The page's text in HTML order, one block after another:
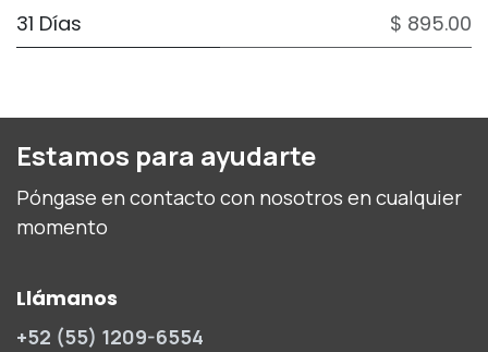
31 Días
$ 895.00
Estamos para ayudarte
Póngase en contacto con nosotros en cualquier
momento
Llámanos
+52 (55) 1209-6554